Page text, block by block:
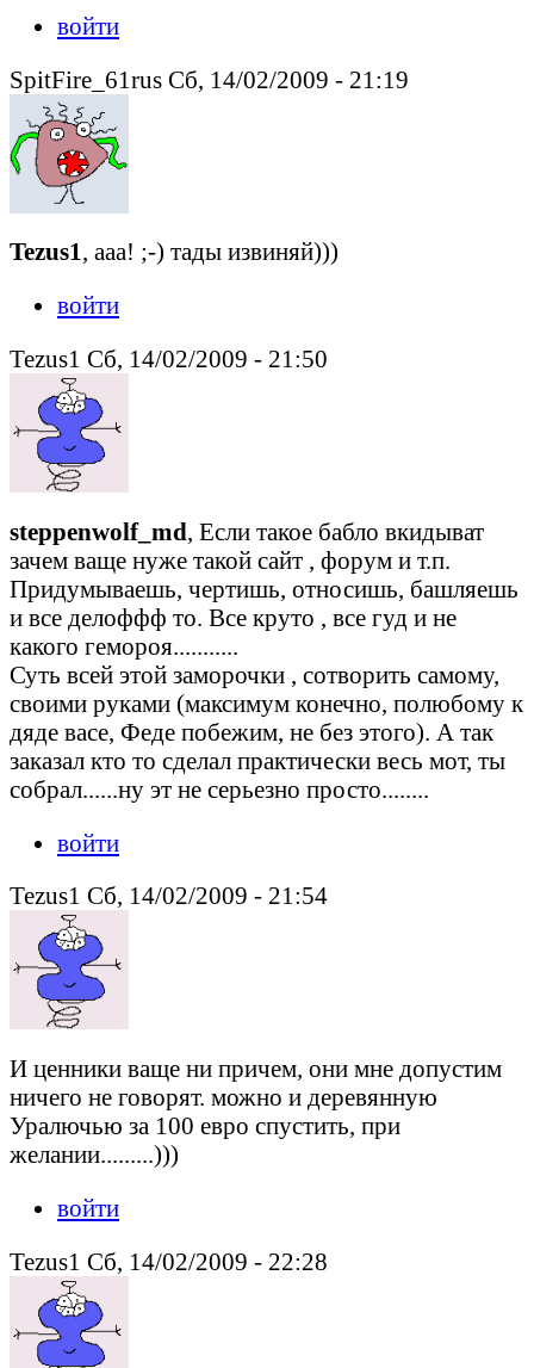
войти
SpitFire_61rus Сб, 14/02/2009 - 21:19
Tezus1, ааа! ;-) тады извиняй)))
войти
Tezus1 Сб, 14/02/2009 - 21:50
steppenwolf_md, Если такое бабло вкидыват
зачем ваще нуже такой сайт , форум и т.п.
Придумываешь, чертишь, относишь, башляешь
и все делоффф то. Все круто , все гуд и не
какого гемороя...........
Суть всей этой заморочки , сотворить самому,
своими руками (максимум конечно, полюбому к
дяде васе, Феде побежим, не без этого). А так
заказал кто то сделал практически весь мот, ты
собрал......ну эт не серьезно просто........
войти
Tezus1 Сб, 14/02/2009 - 21:54
И ценники ваще ни причем, они мне допустим
ничего не говорят. можно и деревянную
Уралючью за 100 евро спустить, при
желании.........)))
войти
Tezus1 Сб, 14/02/2009 - 22:28